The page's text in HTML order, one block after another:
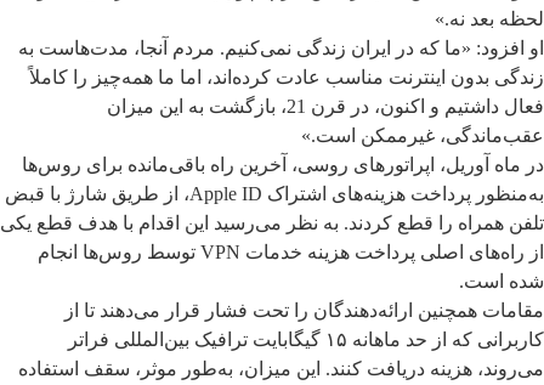
لحظه بعد نه.»
او افزود: «ما که در ایران زندگی نمی‌کنیم. مردم آنجا، مدت‌هاست به
زندگی بدون اینترنت مناسب عادت کرده‌اند، اما ما همه‌چیز را کاملاً
فعال داشتیم و اکنون، در قرن 21، بازگشت به این میزان
عقب‌ماندگی، غیرممکن است.»
در ماه آوریل، اپراتورهای روسی، آخرین راه باقی‌مانده برای روس‌ها
به‌منظور پرداخت هزینه‌های اشتراک Apple ID، از طریق شارژ با قبض
تلفن همراه را قطع کردند. به نظر می‌رسید این اقدام با هدف قطع یکی
از راه‌های اصلی پرداخت هزینه خدمات VPN توسط روس‌ها انجام
شده است.
مقامات همچنین ارائه‌دهندگان را تحت فشار قرار می‌دهند تا از
کاربرانی که از حد ماهانه ۱۵ گیگابایت ترافیک بین‌المللی فراتر
می‌روند، هزینه دریافت کنند. این میزان، به‌طور موثر، سقف استفاده